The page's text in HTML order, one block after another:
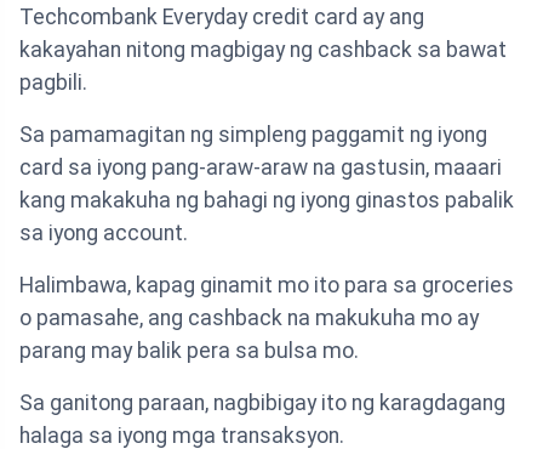
Techcombank Everyday credit card ay ang
kakayahan nitong magbigay ng cashback sa bawat
pagbili.
Sa pamamagitan ng simpleng paggamit ng iyong
card sa iyong pang-araw-araw na gastusin, maaari
kang makakuha ng bahagi ng iyong ginastos pabalik
sa iyong account.
Halimbawa, kapag ginamit mo ito para sa groceries
o pamasahe, ang cashback na makukuha mo ay
parang may balik pera sa bulsa mo.
Sa ganitong paraan, nagbibigay ito ng karagdagang
halaga sa iyong mga transaksyon.